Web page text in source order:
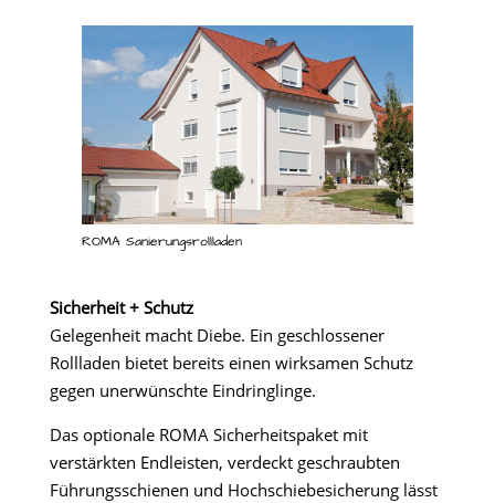
ROMA Sanierungsrollladen
Sicherheit + Schutz
Gelegenheit macht Diebe. Ein geschlossener
Rollladen bietet bereits einen wirksamen Schutz
gegen unerwünschte Eindringlinge.
Das optionale ROMA Sicherheitspaket mit
verstärkten Endleisten, verdeckt geschraubten
Führungsschienen und Hochschiebesicherung lässt